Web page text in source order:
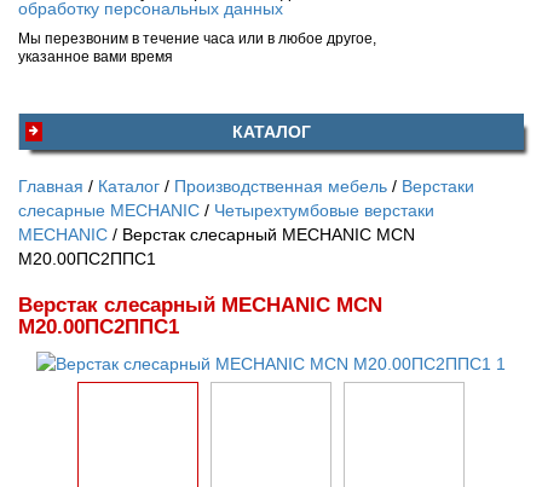
обработку персональных данных
Мы перезвоним в течение часа или в любое другое,
указанное вами время
КАТАЛОГ
Главная Каталог Производственная мебель
Верстаки
слесарные MECHANIC
Четырехтумбовые верстаки
MECHANIC
Верстак слесарный MECHANIC MCN
М20.00ПС2ППС1
Верстак слесарный MECHANIC MCN
М20.00ПС2ППС1